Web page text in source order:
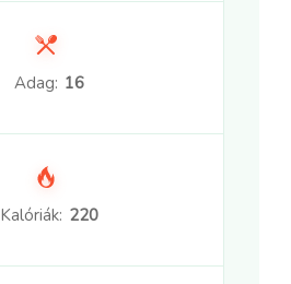
Adag: 16
Kalóriák: 220